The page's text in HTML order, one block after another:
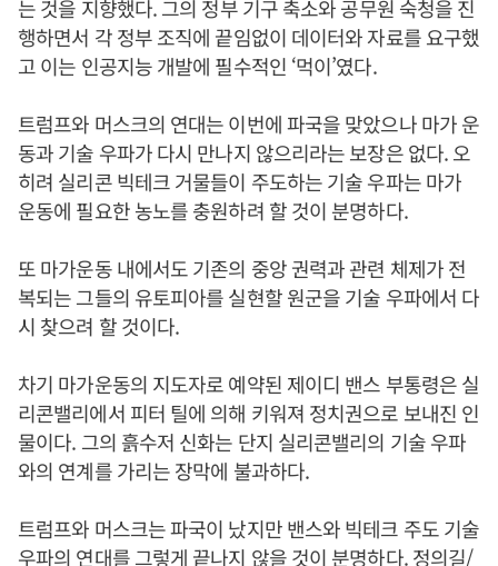
는 것을 지향했다. 그의 정부 기구 축소와 공무원 숙청을 진
행하면서 각 정부 조직에 끝임없이 데이터와 자료를 요구했
고 이는 인공지능 개발에 필수적인 ‘먹이’였다.
트럼프와 머스크의 연대는 이번에 파국을 맞았으나 마가 운
동과 기술 우파가 다시 만나지 않으리라는 보장은 없다. 오
히려 실리콘 빅테크 거물들이 주도하는 기술 우파는 마가
운동에 필요한 농노를 충원하려 할 것이 분명하다.
또 마가운동 내에서도 기존의 중앙 권력과 관련 체제가 전
복되는 그들의 유토피아를 실현할 원군을 기술 우파에서 다
시 찾으려 할 것이다.
차기 마가운동의 지도자로 예약된 제이디 밴스 부통령은 실
리콘밸리에서 피터 틸에 의해 키워져 정치권으로 보내진 인
물이다. 그의 흙수저 신화는 단지 실리콘밸리의 기술 우파
와의 연계를 가리는 장막에 불과하다.
트럼프와 머스크는 파국이 났지만 밴스와 빅테크 주도 기술
우파의 연대를 그렇게 끝나지 않을 것이 분명하다. 정의길/